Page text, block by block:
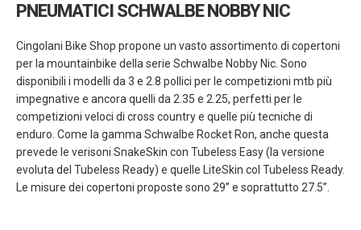
PNEUMATICI SCHWALBE NOBBY NIC
Cingolani Bike Shop propone un vasto assortimento di copertoni
per la mountainbike della serie Schwalbe Nobby Nic. Sono
disponibili i modelli da 3 e 2.8 pollici per le competizioni mtb più
impegnative e ancora quelli da 2.35 e 2.25, perfetti per le
competizioni veloci di cross country e quelle più tecniche di
enduro. Come la gamma Schwalbe Rocket Ron, anche questa
prevede le verisoni SnakeSkin con Tubeless Easy (la versione
evoluta del Tubeless Ready) e quelle LiteSkin col Tubeless Ready.
Le misure dei copertoni proposte sono 29” e soprattutto 27.5”.